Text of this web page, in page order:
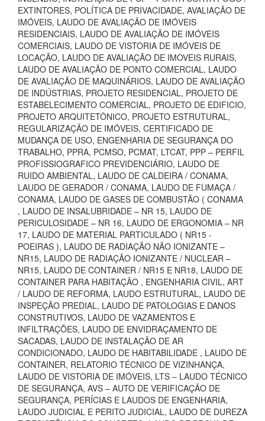
EXTINTORES, POLÍTICA DE PRIVACIDADE, AVALIAÇÃO DE
IMÓVEIS, LAUDO DE AVALIAÇÃO DE IMÓVEIS
RESIDENCIAIS, LAUDO DE AVALIAÇÃO DE IMÓVEIS
COMERCIAIS, LAUDO DE VISTORIA DE IMÓVEIS DE
LOCAÇÃO, LAUDO DE AVALIAÇÃO DE IMOVEIS RURAIS,
LAUDO DE AVALIAÇÃO DE PONTO COMERCIAL, LAUDO
DE AVALIAÇÃO DE MAQUINÁRIOS, LAUDO DE AVALIAÇÃO
DE INDÚSTRIAS, PROJETO RESIDENCIAL, PROJETO DE
ESTABELECIMENTO COMERCIAL, PROJETO DE EDIFICIO,
PROJETO ARQUITETÔNICO, PROJETO ESTRUTURAL,
REGULARIZAÇÃO DE IMÓVEIS, CERTIFICADO DE
MUDANÇA DE USO, ENGENHARIA DE SEGURANÇA DO
TRABALHO, PPRA, PCMSO, PCMAT, LTCAT, PPP – PERFIL
PROFISSIOGRAFICO PREVIDENCIÁRIO, LAUDO DE
RUIDO AMBIENTAL, LAUDO DE CALDEIRA / CONAMA,
LAUDO DE GERADOR / CONAMA, LAUDO DE FUMAÇA /
CONAMA, LAUDO DE GASES DE COMBUSTÃO ( CONAMA
, LAUDO DE INSALUBRIDADE – NR 15, LAUDO DE
PERICULOSIDADE – NR 16, LAUDO DE ERGONOMIA – NR
17, LAUDO DE MATERIAL PARTICULADO ( NR15 -
POEIRAS ), LAUDO DE RADIAÇÃO NÃO IONIZANTE –
NR15, LAUDO DE RADIAÇÃO IONIZANTE / NUCLEAR –
NR15, LAUDO DE CONTAINER / NR15 E NR18, LAUDO DE
CONTAINER PARA HABITAÇÃO , ENGENHARIA CIVIL, ART
/ LAUDO DE REFORMA, LAUDO ESTRUTURAL, LAUDO DE
INSPEÇÃO PREDIAL, LAUDO DE PATOLOGIAS E DANOS
CONSTRUTIVOS, LAUDO DE VAZAMENTOS E
INFILTRAÇÕES, LAUDO DE ENVIDRAÇAMENTO DE
SACADAS, LAUDO DE INSTALAÇÃO DE AR
CONDICIONADO, LAUDO DE HABITABILIDADE , LAUDO DE
CONTAINER, RELATORIO TÉCNICO DE VIZINHANÇA,
LAUDO DE VISTORIA DE IMÓVEIS, LTS – LAUDO TÉCNICO
DE SEGURANÇA, AVS – AUTO DE VERIFICAÇÃO DE
SEGURANÇA, PERÍCIAS E LAUDOS DE ENGENHARIA,
LAUDO JUDICIAL E PERITO JUDICIAL, LAUDO DE DUREZA